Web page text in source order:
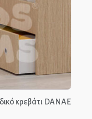
κρεβάτι DANAE